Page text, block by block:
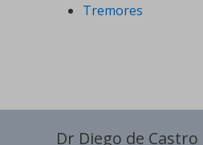
Tremores
Dr Diego de